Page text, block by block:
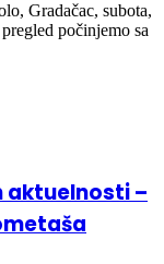
Gradačac, subota,
počinjemo sa
aktuelnosti –